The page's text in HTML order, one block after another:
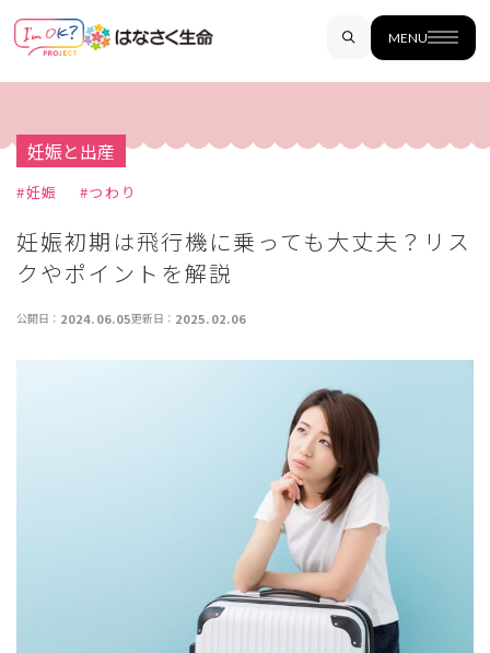
MENU
妊娠と出産
#妊娠 #つわり
妊娠初期は飛行機に乗っても大丈夫？リス
クやポイントを解説
公開日： 2024.06.05更新日： 2025.02.06